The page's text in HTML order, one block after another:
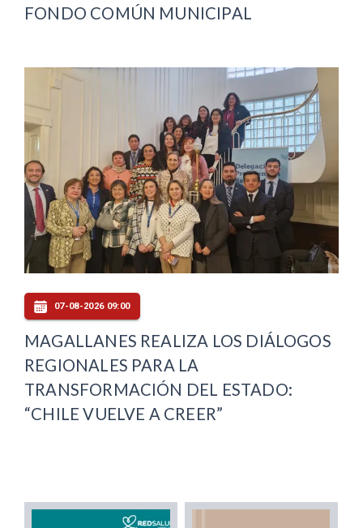
FONDO COMÚN MUNICIPAL
07-08-2026 09:00
MAGALLANES REALIZA LOS DIÁLOGOS
REGIONALES PARA LA
TRANSFORMACIÓN DEL ESTADO:
“CHILE VUELVE A CREER”